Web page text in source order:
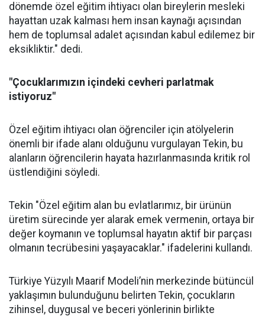
dönemde özel eğitim ihtiyacı olan bireylerin mesleki
hayattan uzak kalması hem insan kaynağı açısından
hem de toplumsal adalet açısından kabul edilemez bir
eksikliktir." dedi.
"Çocuklarımızın içindeki cevheri parlatmak
istiyoruz"
Özel eğitim ihtiyacı olan öğrenciler için atölyelerin
önemli bir ifade alanı olduğunu vurgulayan Tekin, bu
alanların öğrencilerin hayata hazırlanmasında kritik rol
üstlendiğini söyledi.
Tekin "Özel eğitim alan bu evlatlarımız, bir ürünün
üretim sürecinde yer alarak emek vermenin, ortaya bir
değer koymanın ve toplumsal hayatın aktif bir parçası
olmanın tecrübesini yaşayacaklar." ifadelerini kullandı.
Türkiye Yüzyılı Maarif Modeli’nin merkezinde bütüncül
yaklaşımın bulunduğunu belirten Tekin, çocukların
zihinsel, duygusal ve beceri yönlerinin birlikte